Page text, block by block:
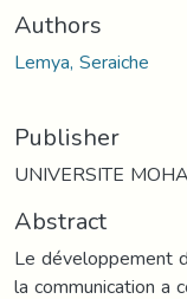
Authors
Lemya, Seraiche
Publisher
UNIVERSITE
Abstract
Le développement
la communication a